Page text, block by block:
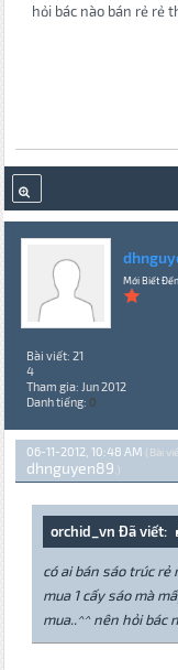
hỏi bác nào bán rẻ rẻ
Mới Biết Đến
Bài viết: 21
4
Tham gia: Jun 2012
Danh tiếng: 0
06-11-2012, 10:48 AM (Bài
dhnguyen89 .)
orchid_vn Đã viết:
có ai bán sáo trúc
mua 1 cấy sáo mà
mua..^^ nên hỏi bác